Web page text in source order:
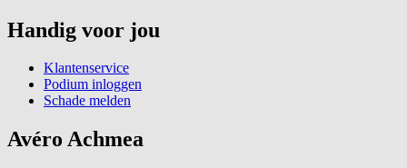
Handig voor jou
Klantenservice
Podium inloggen
Schade melden
Avéro Achmea